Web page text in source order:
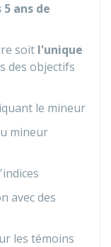
ans de
soit l'unique
des objectifs
le mineur
mineur
avec des
les témoins